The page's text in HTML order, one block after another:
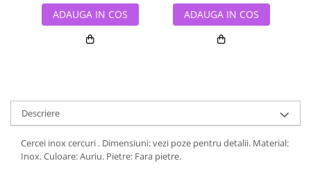
ADAUGA IN COS ADAUGA IN COS
Descriere
Cercei inox cercuri . Dimensiuni: vezi poze pentru detalii. Material:
Inox. Culoare: Auriu. Pietre: Fara pietre.